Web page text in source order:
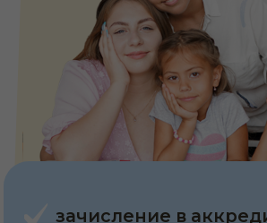
юридическое сопровождение
официальные оценки в аттестат
от московской школы-партнера
зачисление в аккредитованную
школу «Пенаты»